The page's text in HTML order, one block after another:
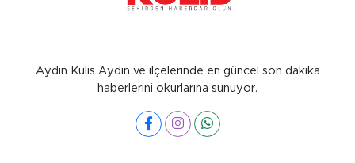
Aydın Kulis Aydın ve ilçelerinde en güncel son dakika
haberlerini okurlarına sunuyor.